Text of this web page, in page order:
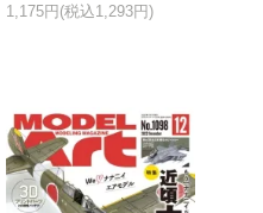
1,175円(税込1,293円)